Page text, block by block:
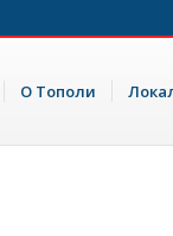
О Тополи